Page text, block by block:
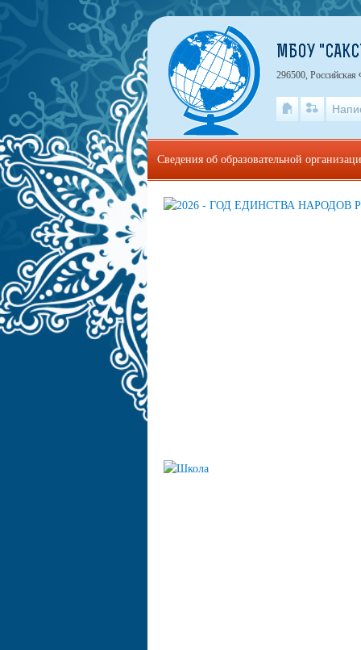
МБОУ
296500,
Сведения об образовательной